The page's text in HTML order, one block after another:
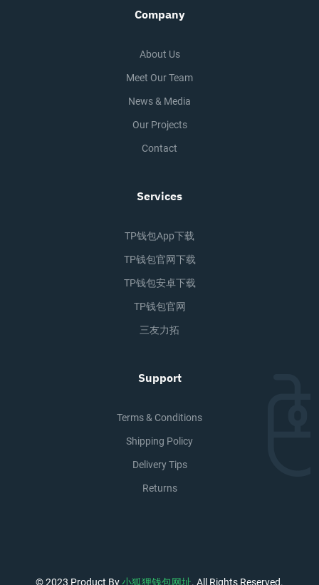
Company
About Us
Meet Our Team
News & Media
Our Projects
Contact
Services
TP钱包app下载
TP钱包官网下载
TP钱包安卓下载
TP钱包官网
三友力拓
Support
Terms & Conditions
Shipping Policy
Delivery Tips
Returns
© 2023 Product By小狐狸钱包网址. All Rights Reserved.